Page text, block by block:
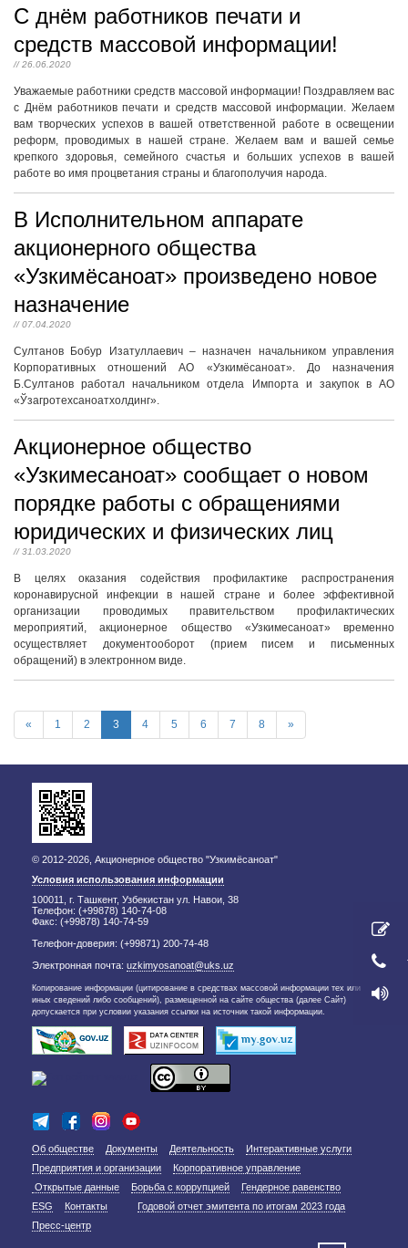
С днём работников печати и
средств массовой информации!
// 26.06.2020
Уважаемые работники средств массовой информации! Поздравляем вас
с Днём работников печати и средств массовой информации. Желаем
вам творческих успехов в вашей ответственной работе в освещении
реформ, проводимых в нашей стране. Желаем вам и вашей семье
крепкого здоровья, семейного счастья и больших успехов в вашей
работе во имя процветания страны и благополучия народа.
В Исполнительном аппарате
акционерного общества
«Узкимёсаноат» произведено новое
назначение
// 07.04.2020
Султанов Бобур Изатуллаевич – назначен начальником управления
Корпоративных отношений АО «Узкимёсаноат». До назначения
Б.Султанов работал начальником отдела Импорта и закупок в АО
«Ўзагротехсаноатхолдинг».
Акционерное общество
«Узкимесаноат» сообщает о новом
порядке работы с обращениями
юридических и физических лиц
// 31.03.2020
В целях оказания содействия профилактике распространения
коронавирусной инфекции в нашей стране и более эффективной
организации проводимых правительством профилактических
мероприятий, акционерное общество «Узкимесаноат» временно
осуществляет документооборот (прием писем и письменных
обращений) в электронном виде.
« 1 2 3 4 5 6 7 8 »
© 2012-2026, Акционерное общество "Узкимёсаноат"
Условия использования информации
100011, г. Ташкент, Узбекистан ул. Навои, 38
Телефон: (+99878) 140-74-08
Факс: (+99878) 140-74-59
Телефон-доверия: (+99871) 200-74-48
Электронная почта: uzkimyosanoat@uks.uz
Копирование информации (цитирование в средствах массовой информации тех или
иных сведений либо сообщений), размещенной на сайте общества (далее Сайт)
допускается при условии указания ссылки на источник такой информации.
Об обществе Документы Деятельность
Интерактивные услуги
Предприятия и организации
Корпоративное управление
Открытые данные
Борьба с коррупцией
Гендерное равенство
ESG
Контакты
Годовой отчет эмитента по итогам 2023 года
Пресс-центр